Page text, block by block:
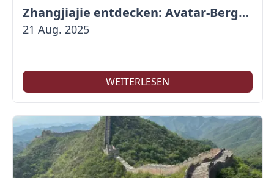
Zhangjiajie entdecken: Avatar-Berge & Altstadt von Fenghuang
21 Aug. 2025
WEITERLESEN